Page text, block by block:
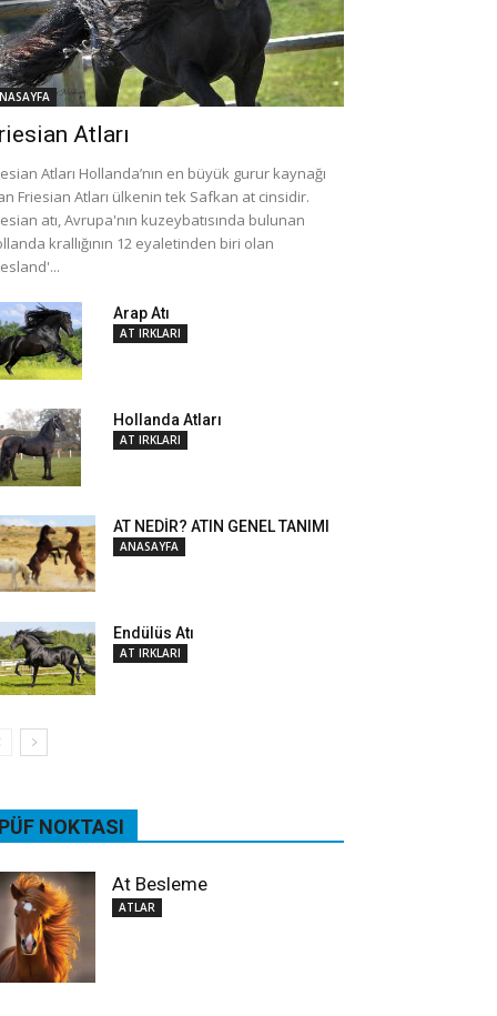
Atları
Atları Hollanda’nın en büyük gurur kaynağı
Friesian Atları ülkenin tek Safkan at cinsidir.
atı, Avrupa'nın kuzeybatısında bulunan
krallığının 12 eyaletinden biri olan
Arap Atı
AT IRKLARI
Hollanda Atları
AT IRKLARI
AT NEDİR? ATIN GENEL TANIMI
ANASAYFA
Endülüs Atı
AT IRKLARI
PÜF NOKTASI
At Besleme
ATLAR